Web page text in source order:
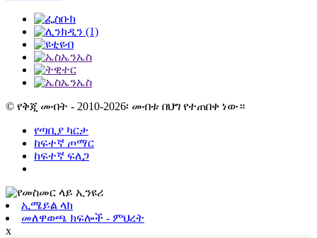
© የቅጂ መብት - 2010-2026፡ መብቱ በህግ የተጠበቀ ነው።
የጣቢያ ካርታ
ከፍተኛ ጦማር
ከፍተኛ ፍለጋ
ኢሜይል ላክ
መለዋወጫ ክፍሎች - ምህረት
x